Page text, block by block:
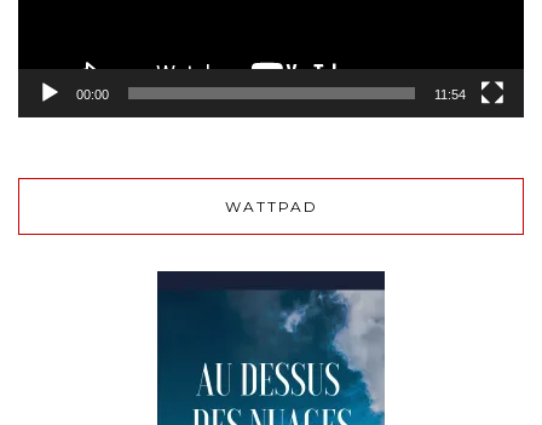
00:00 11:54
WATTPAD